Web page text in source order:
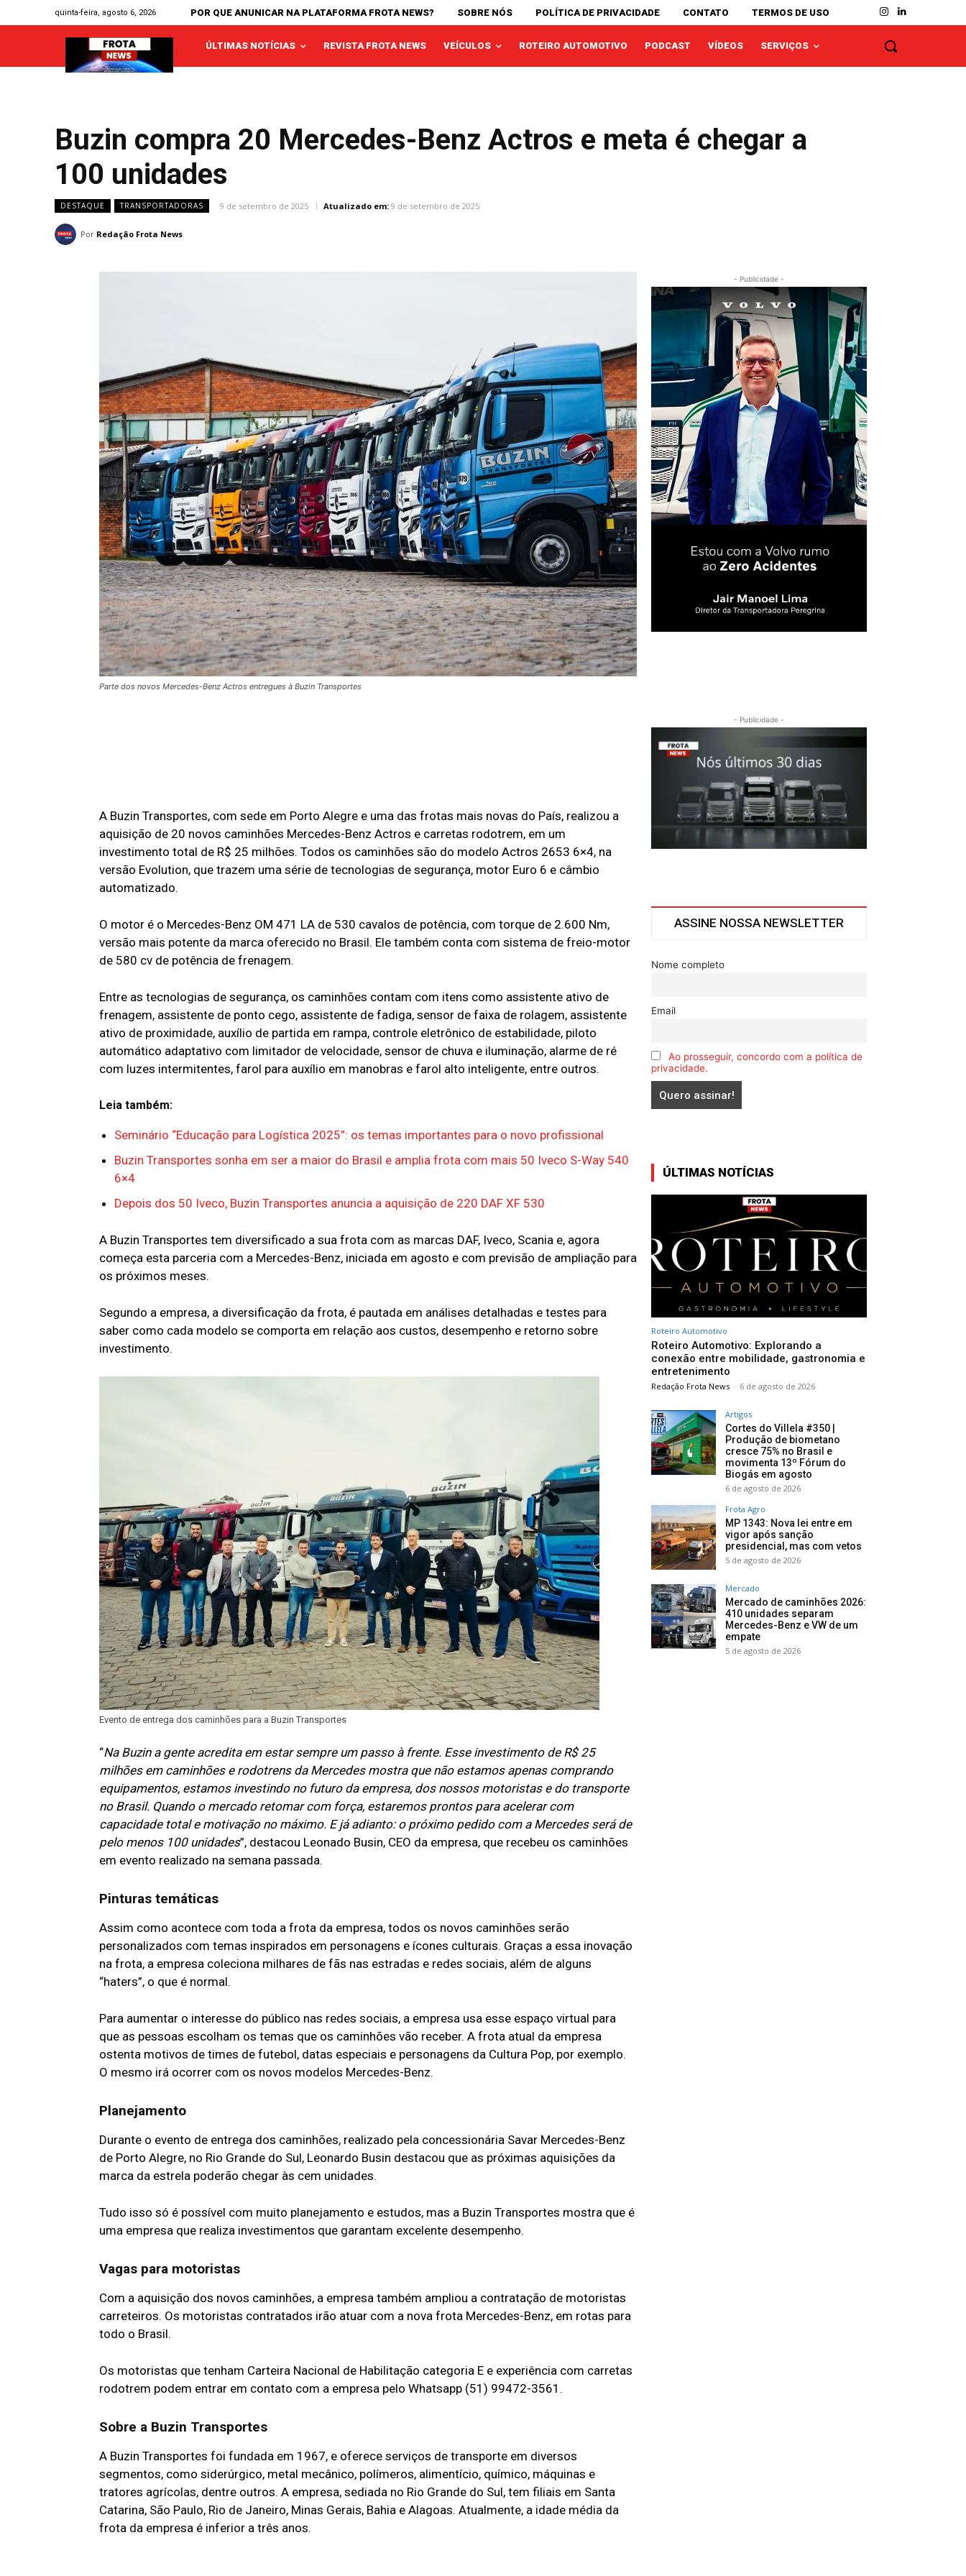
quinta-feira, agosto 6, 2026 POR QUE ANUNICAR NA PLATAFORMA FROTA NEWS? SOBRE NÓS POLÍTICA DE PRIVACIDADE CONTATO TERMOS DE USO
ÚLTIMAS NOTÍCIAS REVISTA FROTA NEWS VEÍCULOS ROTEIRO AUTOMOTIVO PODCAST VÍDEOS SERVIÇOS
Buzin compra 20 Mercedes-Benz Actros e meta é chegar a
100 unidades
DESTAQUE TRANSPORTADORAS 9 de setembro de 2025 Atualizado em: 9 de setembro de 2025
Por Redação Frota News
Parte dos novos Mercedes-Benz Actros entregues à Buzin Transportes
A Buzin Transportes, com sede em Porto Alegre e uma das frotas mais novas do País, realizou a
aquisição de 20 novos caminhões Mercedes-Benz Actros e carretas rodotrem, em um
investimento total de R$ 25 milhões. Todos os caminhões são do modelo Actros 2653 6×4, na
versão Evolution, que trazem uma série de tecnologias de segurança, motor Euro 6 e câmbio
automatizado.
O motor é o Mercedes-Benz OM 471 LA de 530 cavalos de potência, com torque de 2.600 Nm,
versão mais potente da marca oferecido no Brasil. Ele também conta com sistema de freio-motor
de 580 cv de potência de frenagem.
Entre as tecnologias de segurança, os caminhões contam com itens como assistente ativo de
frenagem, assistente de ponto cego, assistente de fadiga, sensor de faixa de rolagem, assistente
ativo de proximidade, auxílio de partida em rampa, controle eletrônico de estabilidade, piloto
automático adaptativo com limitador de velocidade, sensor de chuva e iluminação, alarme de ré
com luzes intermitentes, farol para auxílio em manobras e farol alto inteligente, entre outros.
Leia também:
Seminário “Educação para Logística 2025”: os temas importantes para o novo profissional
Buzin Transportes sonha em ser a maior do Brasil e amplia frota com mais 50 Iveco S-Way 540
6×4
Depois dos 50 Iveco, Buzin Transportes anuncia a aquisição de 220 DAF XF 530
A Buzin Transportes tem diversificado a sua frota com as marcas DAF, Iveco, Scania e, agora
começa esta parceria com a Mercedes-Benz, iniciada em agosto e com previsão de ampliação para
os próximos meses.
Segundo a empresa, a diversificação da frota, é pautada em análises detalhadas e testes para
saber como cada modelo se comporta em relação aos custos, desempenho e retorno sobre
investimento.
Evento de entrega dos caminhões para a Buzin Transportes
“Na Buzin a gente acredita em estar sempre um passo à frente. Esse investimento de R$ 25
milhões em caminhões e rodotrens da Mercedes mostra que não estamos apenas comprando
equipamentos, estamos investindo no futuro da empresa, dos nossos motoristas e do transporte
no Brasil. Quando o mercado retomar com força, estaremos prontos para acelerar com
capacidade total e motivação no máximo. E já adianto: o próximo pedido com a Mercedes será de
pelo menos 100 unidades”, destacou Leonado Busin, CEO da empresa, que recebeu os caminhões
em evento realizado na semana passada.
Pinturas temáticas
Assim como acontece com toda a frota da empresa, todos os novos caminhões serão
personalizados com temas inspirados em personagens e ícones culturais. Graças a essa inovação
na frota, a empresa coleciona milhares de fãs nas estradas e redes sociais, além de alguns
“haters”, o que é normal.
Para aumentar o interesse do público nas redes sociais, a empresa usa esse espaço virtual para
que as pessoas escolham os temas que os caminhões vão receber. A frota atual da empresa
ostenta motivos de times de futebol, datas especiais e personagens da Cultura Pop, por exemplo.
O mesmo irá ocorrer com os novos modelos Mercedes-Benz.
Planejamento
Durante o evento de entrega dos caminhões, realizado pela concessionária Savar Mercedes-Benz
de Porto Alegre, no Rio Grande do Sul, Leonardo Busin destacou que as próximas aquisições da
marca da estrela poderão chegar às cem unidades.
Tudo isso só é possível com muito planejamento e estudos, mas a Buzin Transportes mostra que é
uma empresa que realiza investimentos que garantam excelente desempenho.
Vagas para motoristas
Com a aquisição dos novos caminhões, a empresa também ampliou a contratação de motoristas
carreteiros. Os motoristas contratados irão atuar com a nova frota Mercedes-Benz, em rotas para
todo o Brasil.
Os motoristas que tenham Carteira Nacional de Habilitação categoria E e experiência com carretas
rodotrem podem entrar em contato com a empresa pelo Whatsapp (51) 99472-3561.
Sobre a Buzin Transportes
A Buzin Transportes foi fundada em 1967, e oferece serviços de transporte em diversos
segmentos, como siderúrgico, metal mecânico, polímeros, alimentício, químico, máquinas e
tratores agrícolas, dentre outros. A empresa, sediada no Rio Grande do Sul, tem filiais em Santa
Catarina, São Paulo, Rio de Janeiro, Minas Gerais, Bahia e Alagoas. Atualmente, a idade média da
frota da empresa é inferior a três anos.
- Publicidade -
- Publicidade -
ASSINE NOSSA NEWSLETTER
Nome completo
Email
Ao prosseguir, concordo com a política de
privacidade.
ÚLTIMAS NOTÍCIAS
Roteiro Automotivo
Roteiro Automotivo: Explorando a
conexão entre mobilidade, gastronomia e
entretenimento
Redação Frota News - 6 de agosto de 2026
Artigos
Cortes do Villela #350 |
Produção de biometano
cresce 75% no Brasil e
movimenta 13º Fórum do
Biogás em agosto
6 de agosto de 2026
Frota Agro
MP 1343: Nova lei entre em
vigor após sanção
presidencial, mas com vetos
5 de agosto de 2026
Mercado
Mercado de caminhões 2026:
410 unidades separam
Mercedes-Benz e VW de um
empate
5 de agosto de 2026